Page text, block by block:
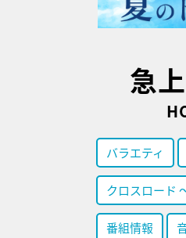
急
バラエティ
クロスロード
番組情報